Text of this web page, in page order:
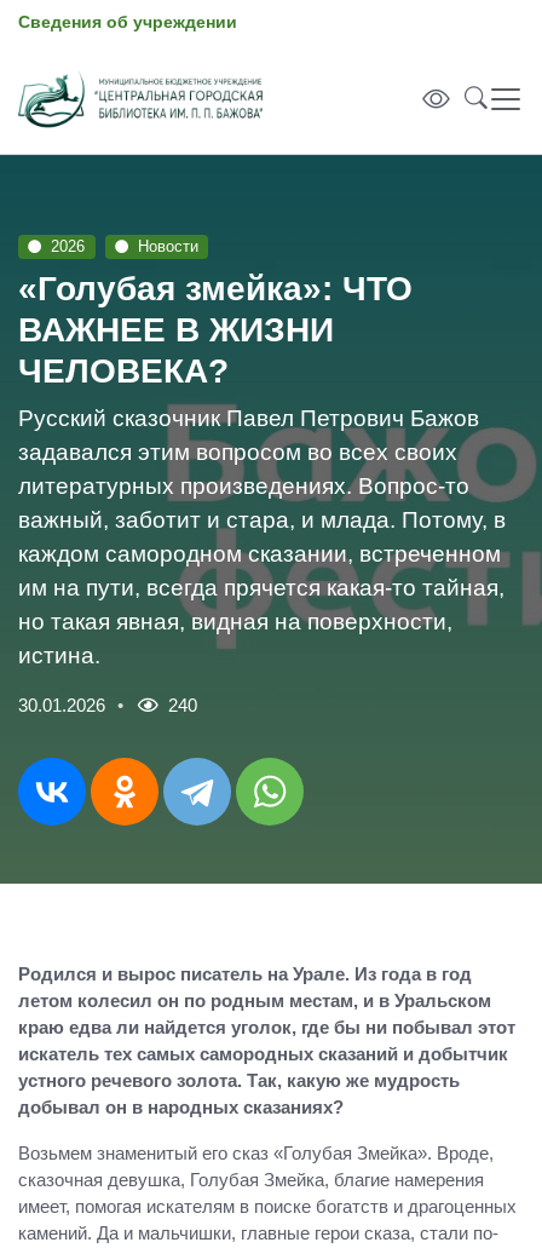
Сведения об учреждении
2026 Новости
«Голубая змейка»: ЧТО
ВАЖНЕЕ В ЖИЗНИ
ЧЕЛОВЕКА?
Русский сказочник Павел Петрович Бажов
задавался этим вопросом во всех своих
литературных произведениях. Вопрос-то
важный, заботит и стара, и млада. Потому, в
каждом самородном сказании, встреченном
им на пути, всегда прячется какая-то тайная,
но такая явная, видная на поверхности,
истина.
30.01.2026 240
Родился и вырос писатель на Урале. Из года в год
летом колесил он по родным местам, и в Уральском
краю едва ли найдется уголок, где бы ни побывал этот
искатель тех самых самородных сказаний и добытчик
устного речевого золота. Так, какую же мудрость
добывал он в народных сказаниях?
Возьмем знаменитый его сказ «Голубая Змейка». Вроде,
сказочная девушка, Голубая Змейка, благие намерения
имеет, помогая искателям в поиске богатств и драгоценных
камений. Да и мальчишки, главные герои сказа, стали по-